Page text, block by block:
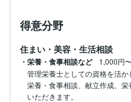
得意分野
住まい・美容・生活相談
・栄養・食事相談など
1,000円
管理栄養士としての資格を活か
栄養・食事相談、献立作成、
いただきます。